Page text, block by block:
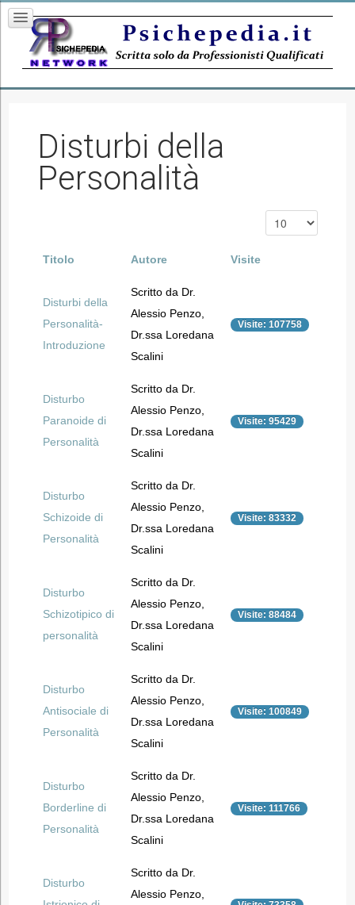
Disturbi della
Personalità
Titolo Autore Visite
Disturbi della
Personalità-
Introduzione
Scritto da Dr.
Alessio Penzo,
Dr.ssa Loredana
Scalini
Visite: 107758
Disturbo
Paranoide di
Personalità
Scritto da Dr.
Alessio Penzo,
Dr.ssa Loredana
Scalini
Visite: 95429
Disturbo
Schizoide di
Personalità
Scritto da Dr.
Alessio Penzo,
Dr.ssa Loredana
Scalini
Visite: 83332
Disturbo
Schizotipico di
personalità
Scritto da Dr.
Alessio Penzo,
Dr.ssa Loredana
Scalini
Visite: 88484
Disturbo
Antisociale di
Personalità
Scritto da Dr.
Alessio Penzo,
Dr.ssa Loredana
Scalini
Visite: 100849
Disturbo
Borderline di
Personalità
Scritto da Dr.
Alessio Penzo,
Dr.ssa Loredana
Scalini
Visite: 111766
Disturbo
Scritto da Dr.
Alessio Penzo,